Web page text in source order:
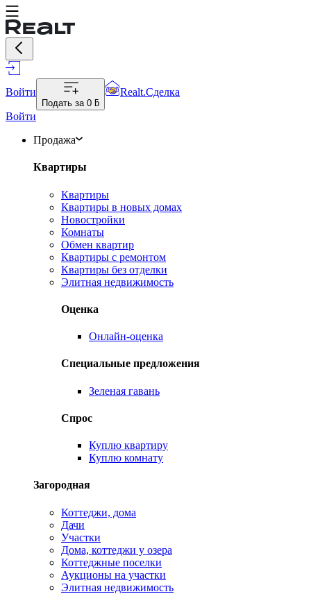
Войти
Подать за 0 ƃ
Realt.Сделка
Войти
Продажа
Квартиры
Квартиры
Квартиры в новых домах
Новостройки
Комнаты
Обмен квартир
Квартиры с ремонтом
Квартиры без отделки
Элитная недвижимость
Оценка
Онлайн-оценка
Специальные предложения
Зеленая гавань
Спрос
Куплю квартиру
Куплю комнату
Загородная
Коттеджи, дома
Дачи
Участки
Дома, коттеджи у озера
Коттеджные поселки
Аукционы на участки
Элитная недвижимость